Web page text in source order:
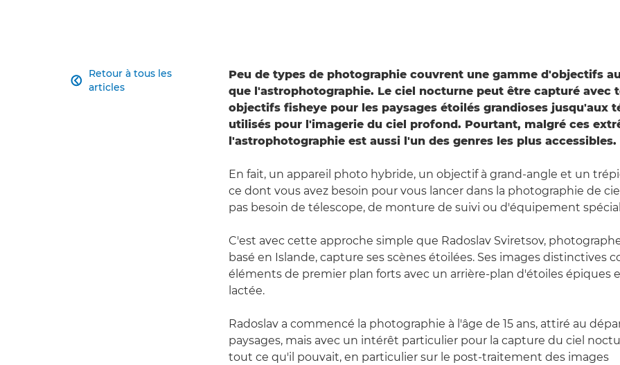
Retour à tous les
articles

Peu de types de photographie couvrent une gamme d'objectifs
que l'astrophotographie. Le ciel nocturne peut être capturé avec
objectifs fisheye pour les paysages étoilés grandioses jusqu'aux
utilisés pour l'imagerie du ciel profond. Pourtant, malgré ces
l'astrophotographie est aussi l'un des genres les plus accessibles.
En fait, un appareil photo hybride, un objectif à grand-angle et un
ce dont vous avez besoin pour vous lancer dans la photographie de
pas besoin de télescope, de monture de suivi ou d'équipement
C'est avec cette approche simple que Radoslav Sviretsov,
basé en Islande, capture ses scènes étoilées. Ses images distinctives
éléments de premier plan forts avec un arrière-plan d'étoiles épiques
lactée.
Radoslav a commencé la photographie à l'âge de 15 ans, attiré au
paysages, mais avec un intérêt particulier pour la capture du ciel
tout ce qu'il pouvait, en particulier sur le post-traitement des images